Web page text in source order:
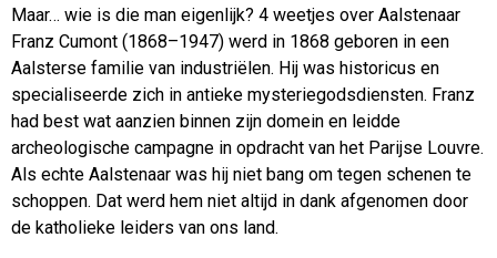
Maar… wie is die man eigenlijk? 4 weetjes over Aalstenaar
Franz Cumont (1868–1947) werd in 1868 geboren in een
Aalsterse familie van industriëlen. Hij was historicus en
specialiseerde zich in antieke mysteriegodsdiensten. Franz
had best wat aanzien binnen zijn domein en leidde
archeologische campagne in opdracht van het Parijse Louvre.
Als echte Aalstenaar was hij niet bang om tegen schenen te
schoppen. Dat werd hem niet altijd in dank afgenomen door
de katholieke leiders van ons land.